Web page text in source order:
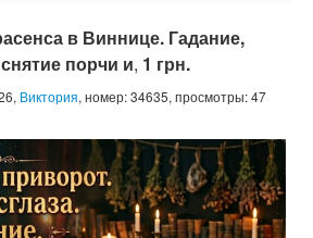
в Виннице. Гадание,
порчи и, 1 грн.
Виктория, номер: 34635, просмотры: 47